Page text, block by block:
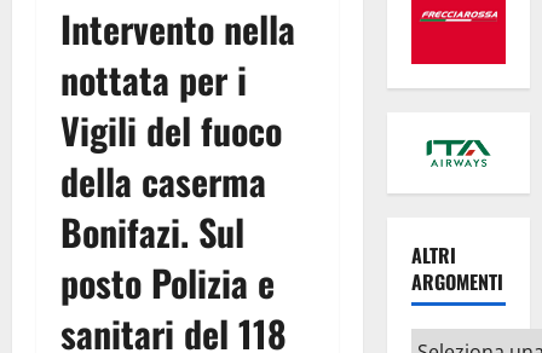
Intervento nella
nottata per i
Vigili del fuoco
della caserma
Bonifazi. Sul
posto Polizia e
sanitari del 118
ALTRI
ARGOMENTI
Altri